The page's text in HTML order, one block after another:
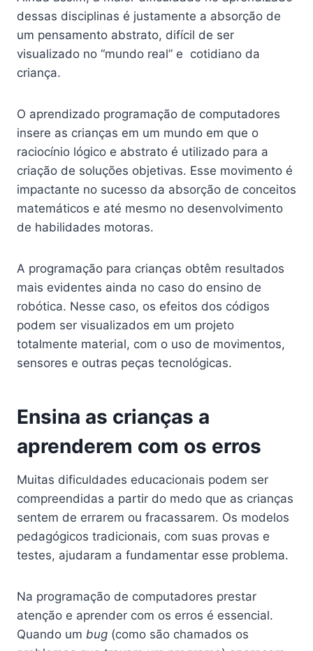
dessas disciplinas é justamente a absorção de
um pensamento abstrato, difícil de ser
visualizado no “mundo real” e cotidiano da
criança.
O aprendizado programação de computadores
insere as crianças em um mundo em que o
raciocínio lógico e abstrato é utilizado para a
criação de soluções objetivas. Esse movimento é
impactante no sucesso da absorção de conceitos
matemáticos e até mesmo no desenvolvimento
de habilidades motoras.
A programação para crianças obtêm resultados
mais evidentes ainda no caso do ensino de
robótica. Nesse caso, os efeitos dos códigos
podem ser visualizados em um projeto
totalmente material, com o uso de movimentos,
sensores e outras peças tecnológicas.
Ensina as crianças a
aprenderem com os erros
Muitas dificuldades educacionais podem ser
compreendidas a partir do medo que as crianças
sentem de errarem ou fracassarem. Os modelos
pedagógicos tradicionais, com suas provas e
testes, ajudaram a fundamentar esse problema.
Na programação de computadores prestar
atenção e aprender com os erros é essencial.
Quando um bug (como são chamados os